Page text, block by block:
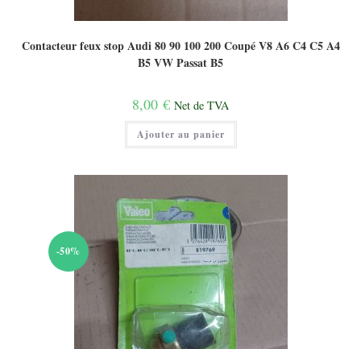
Contacteur feux stop Audi 80 90 100 200 Coupé V8 A6 C4 C5 A4
B5 VW Passat B5
8,00 € Net de TVA
Ajouter au panier
-50%